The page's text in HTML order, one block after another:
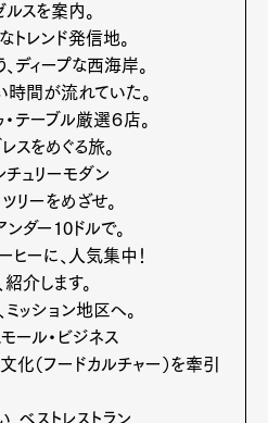
スを案内。
トレンド発信地。
ディープな西海岸。
時間が流れていた。
・テーブル厳選６店。
スをめぐる旅。
ュリーモダン
リーをめざせ。
ダー10ドルで。
ヒーに、人気集中！
介します。
ッション地区へ。
ール・ビジネス
化（フードカルチャー）を牽引
ベストレストラン